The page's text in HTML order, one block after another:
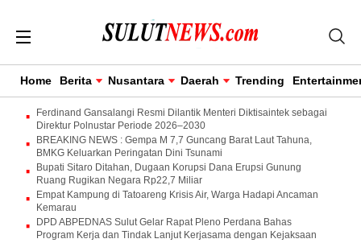
Home Berita Nusantara Daerah Trending
Ferdinand Gansalangi Resmi Dilantik Menteri Diktisaintek sebagai
Direktur Polnustar Periode 2026–2030
BREAKING NEWS : Gempa M 7,7 Guncang Barat Laut Tahuna,
BMKG Keluarkan Peringatan Dini Tsunami
Bupati Sitaro Ditahan, Dugaan Korupsi Dana Erupsi Gunung
Ruang Rugikan Negara Rp22,7 Miliar
Empat Kampung di Tatoareng Krisis Air, Warga Hadapi Ancaman
Kemarau
DPD ABPEDNAS Sulut Gelar Rapat Pleno Perdana Bahas
Program Kerja dan Tindak Lanjut Kerjasama dengan Kejaksaan